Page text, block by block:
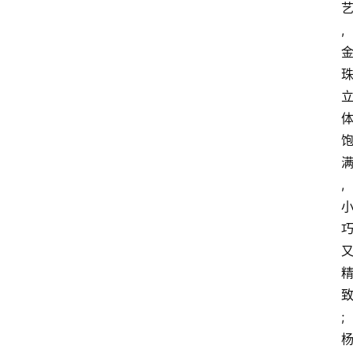
艺
,
金
珠
立
体
饱
满
,
小
巧
又
精
致
;
杨